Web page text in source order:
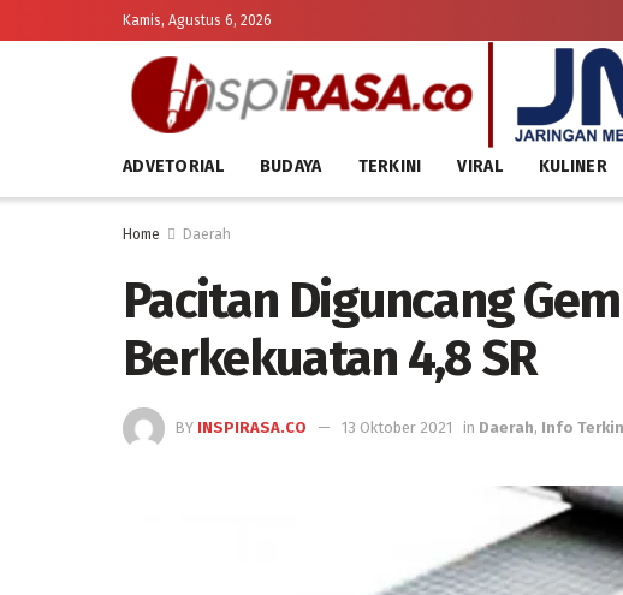
Kamis, Agustus 6, 2026
ADVETORIAL BUDAYA TERKINI VIRAL KULINER
Home Daerah
Pacitan Diguncang
Berkekuatan 4,8 SR
BY INSPIRASA.CO 13 Oktober 2021 in Daerah, Info